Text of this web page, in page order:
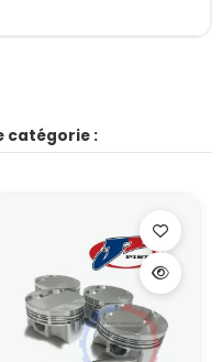
catégorie :